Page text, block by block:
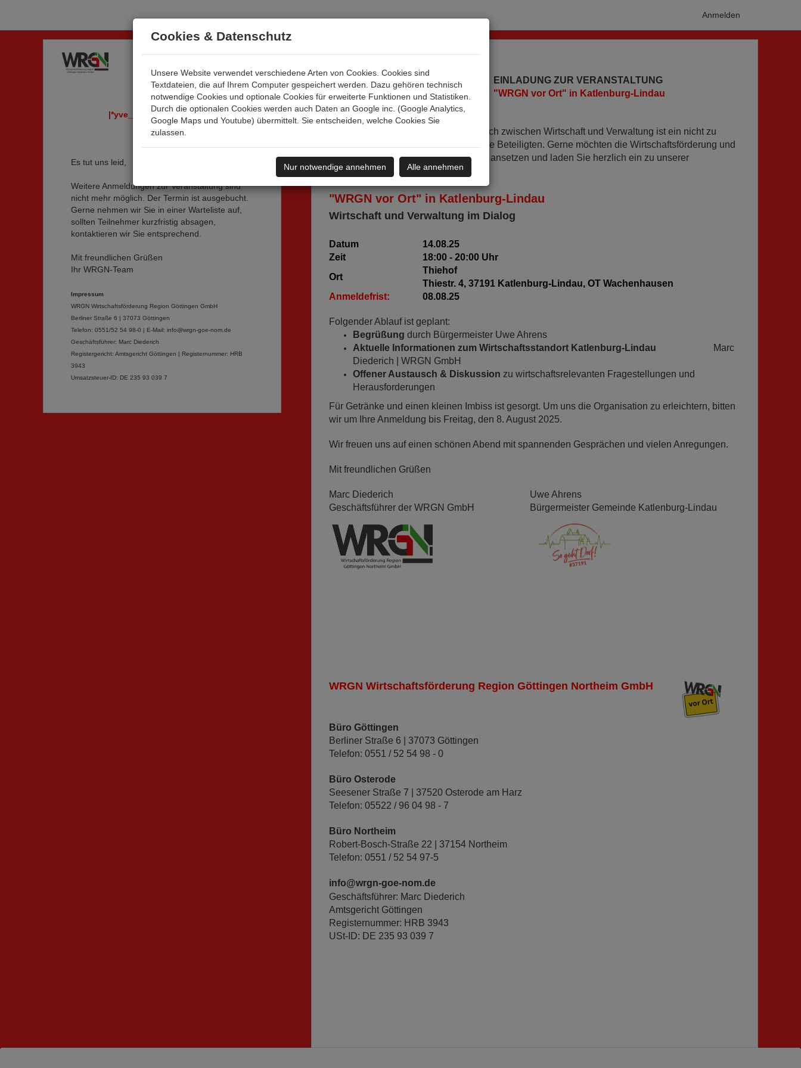
Anmelden
|*yve_event_title*|
Es tut uns leid,
Weitere Anmeldungen zur Veranstaltung sind
nicht mehr möglich. Der Termin ist ausgebucht.
Gerne nehmen wir Sie in einer Warteliste auf,
sollten Teilnehmer kurzfristig absagen,
kontaktieren wir Sie entsprechend.
Mit freundlichen Grüßen
Ihr WRGN-Team
Impressum
WRGN Wirtschaftsförderung Region Göttingen GmbH
Berliner Straße 6 | 37073 Göttingen
Telefon: 0551/52 54 98-0 | E-Mail: info@wrgn-goe-nom.de
Geschäftsführer: Marc Diederich
Registergericht: Amtsgericht Göttingen | Registernummer: HRB
3943
Umsatzsteuer-ID: DE 235 93 039 7
EINLADUNG ZUR VERANSTALTUNG
"WRGN vor Ort" in Katlenburg-Lindau
Ein regelmäßiger und offener Austausch zwischen Wirtschaft und Verwaltung ist ein nicht zu
unterschätzender Standortfaktor für alle Beteiligten. Gerne möchten die Wirtschaftsförderung und
die Gemeinde Katlenburg-Lindau hier ansetzen und laden Sie herzlich ein zu unserer
gemeinsamen Veranstaltung
"WRGN vor Ort" in Katlenburg-Lindau
Wirtschaft und Verwaltung im Dialog
Datum
14.08.25
Zeit
18:00 - 20:00 Uhr
Ort
Thiehof
Thiestr. 4, 37191 Katlenburg-Lindau, OT Wachenhausen
Anmeldefrist:
08.08.25
Folgender Ablauf ist geplant:
Begrüßung durch Bürgermeister Uwe Ahrens
Aktuelle Informationen zum Wirtschaftsstandort Katlenburg-Lindau
Marc
Diederich | WRGN GmbH
Offener Austausch & Diskussion zu wirtschaftsrelevanten Fragestellungen und
Herausforderungen
Für Getränke und einen kleinen Imbiss ist gesorgt. Um uns die Organisation zu erleichtern, bitten
wir um Ihre Anmeldung bis Freitag, den 8. August 2025.
Wir freuen uns auf einen schönen Abend mit spannenden Gesprächen und vielen Anregungen.
Mit freundlichen Grüßen
Marc Diederich
Geschäftsführer der WRGN GmbH
Uwe Ahrens
Bürgermeister Gemeinde Katlenburg-Lindau
WRGN Wirtschaftsförderung Region Göttingen Northeim GmbH
Büro Göttingen
Berliner Straße 6 | 37073 Göttingen
Telefon: 0551 / 52 54 98 - 0
Büro Osterode
Seesener Straße 7 | 37520 Osterode am Harz
Telefon: 05522 / 96 04 98 - 7
Büro Northeim
Robert-Bosch-Straße 22 | 37154 Northeim
Telefon: 0551 / 52 54 97-5
info@wrgn-goe-nom.de
Geschäftsführer: Marc Diederich
Amtsgericht Göttingen
Registernummer: HRB 3943
USt-ID: DE 235 93 039 7
Cookies & Datenschutz
Unsere Website verwendet verschiedene Arten von Cookies. Cookies sind
Textdateien, die auf Ihrem Computer gespeichert werden. Dazu gehören technisch
notwendige Cookies und optionale Cookies für erweiterte Funktionen und Statistiken.
Durch die optionalen Cookies werden auch Daten an Google inc. (Google Analytics,
Google Maps und Youtube) übermittelt. Sie entscheiden, welche Cookies Sie
zulassen.
Nur notwendige annehmen Alle annehmen